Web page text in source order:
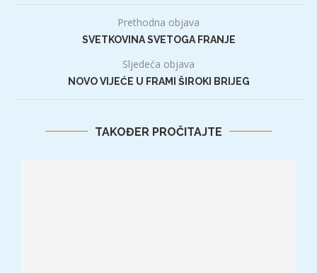
Prethodna objava
SVETKOVINA SVETOGA FRANJE
Sljedeća objava
NOVO VIJEĆE U FRAMI ŠIROKI BRIJEG
TAKOĐER PROČITAJTE